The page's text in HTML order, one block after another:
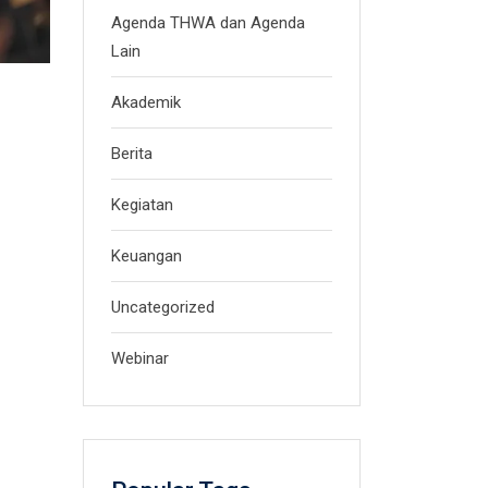
Agenda THWA dan Agenda
Lain
Akademik
Berita
Kegiatan
Keuangan
Uncategorized
Webinar